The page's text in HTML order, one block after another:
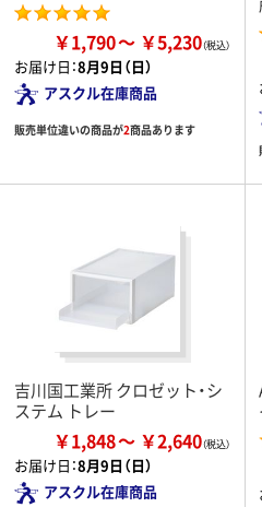
￥1,790 ￥5,230
お届け日：8月9日（日）
アスクル在庫商品
販売単位違いの商品が2商品あります
吉川国工業所 クロゼット・シ
ステム トレー
￥1,848 ￥2,640
お届け日：8月9日（日）
アスクル在庫商品